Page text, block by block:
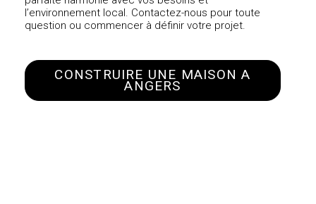
l’environnement local. Contactez-nous pour toute
question ou commencer à définir votre projet.
CONSTRUIRE UNE MAISON A
ANGERS